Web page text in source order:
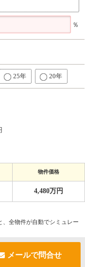
％
25年 20年
物件価格
4,480万円
全物件が自動でシミュレー
メールで問合せ